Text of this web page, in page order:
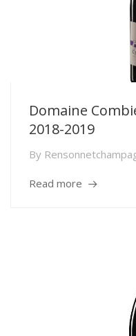
Domaine
2018-2019
By
Read more